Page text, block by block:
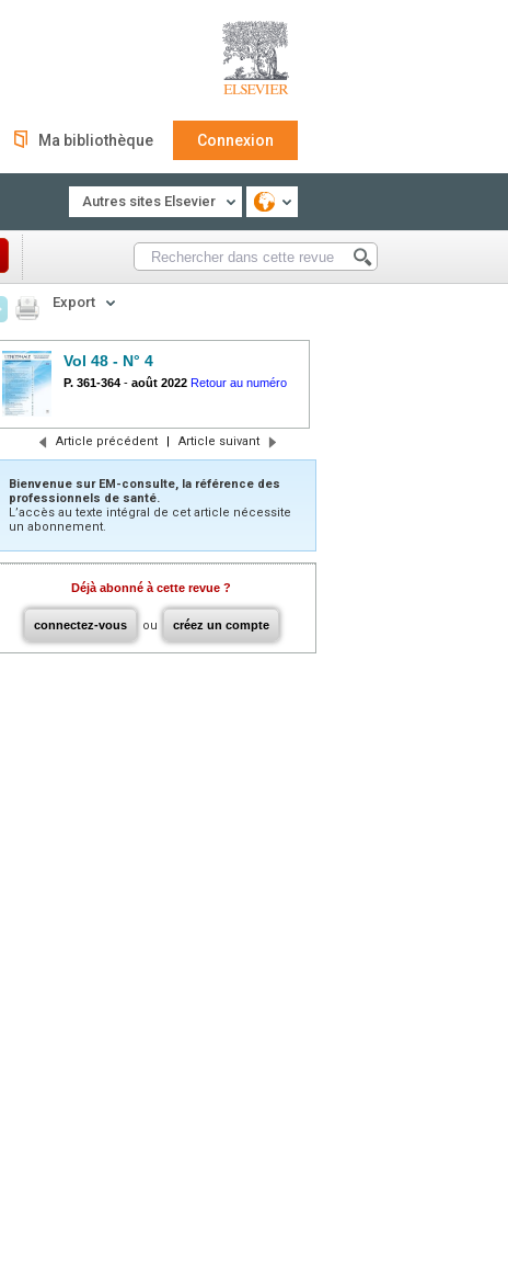
Ma bibliothèque Connexion
Autres sites Elsevier
Export
Vol 48 - N° 4
P. 361-364 - août 2022 Retour au numéro
Article précédent | Article suivant
Bienvenue sur EM-consulte, la référence des
professionnels de santé.
L’accès au texte intégral de cet article nécessite
un abonnement.
Déjà abonné à cette revue ?
connectez-vous ou créez un compte